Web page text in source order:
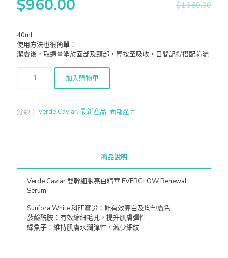
$1,380.00
$960.00
40ml
使用方法也很簡單：
潔膚後，取適量塗於面部及頸部，輕按至吸收，日間記得搭配防曬
加入購物車
分類： Verde Caviar, 最新產品, 面部產品
商品說明
Verde Caviar 雙幹細胞亮白精華 EVERGLOW Renewal
Serum
Sunfora White 科研實證：能有效亮白及均勻膚色
菸鹼酰胺：有效縮細毛孔，提升肌膚彈性
綠魚子：維持肌膚水潤彈性，減少細紋